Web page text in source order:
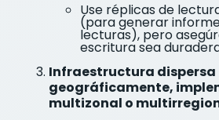
Use réplicas de
(para generar
lecturas), pero
escritura sea
Infraestructura dispersa
geográficamente,
multizonal o